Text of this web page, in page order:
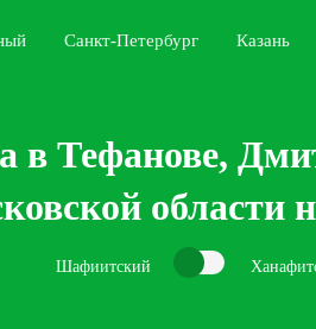
Санкт-Петербург Казань
в Тефанове,
области
Шафиитский